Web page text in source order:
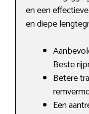
en een
en diepe
Beste
Betere
Een